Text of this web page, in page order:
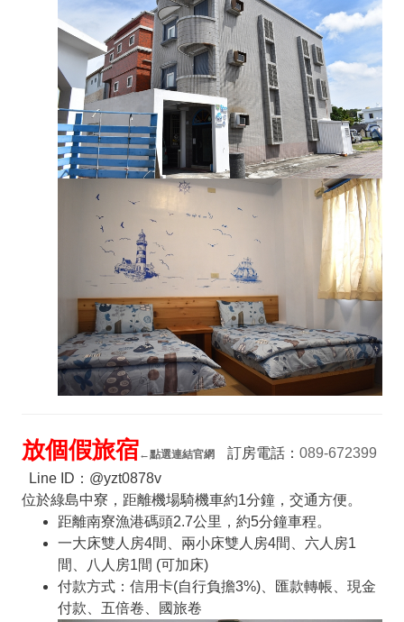
放個假旅宿←點選連結官網 訂房電話： 089-672399
Line ID：@yzt0878v
位於綠島中寮，距離機場騎機車約1分鐘，交通方便。
距離南寮漁港碼頭2.7公里，約5分鐘車程。
一大床雙人房4間、兩小床雙人房4間、六人房1
間、八人房1間 (可加床)
付款方式：信用卡(自行負擔3%)、匯款轉帳、現金
付款、五倍卷、國旅卷